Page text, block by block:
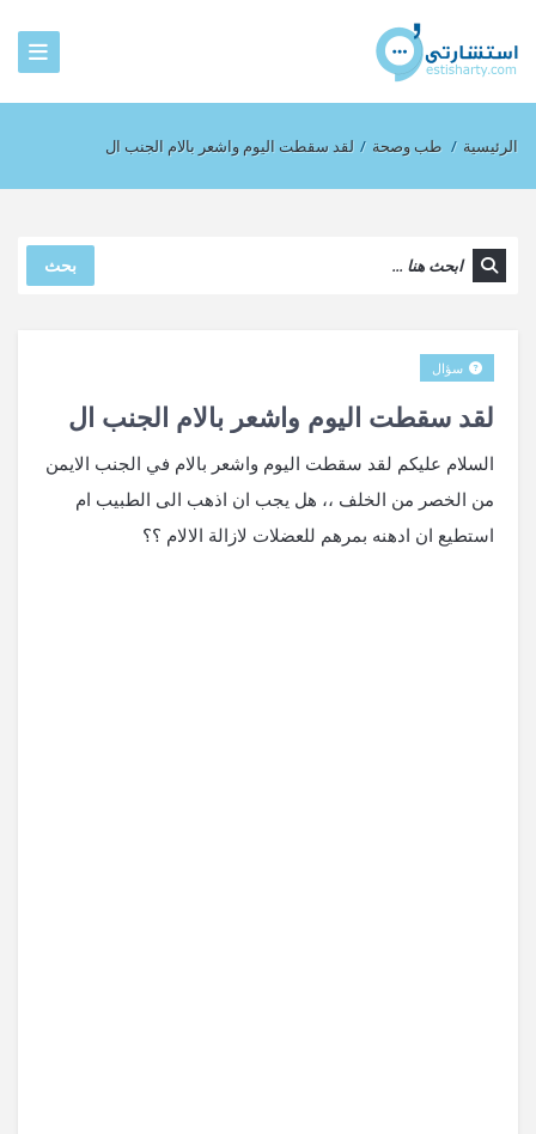
الرئيسية / طب وصحة / لقد سقطت اليوم واشعر بالام الجنب ال
بحث
لقد سقطت اليوم واشعر بالام الجنب ال
سؤال
السلام عليكم لقد سقطت اليوم واشعر بالام في الجنب الايمن
من الخصر من الخلف ،، هل يجب ان اذهب الى الطبيب ام
استطيع ان ادهنه بمرهم للعضلات لازالة الالام ؟؟